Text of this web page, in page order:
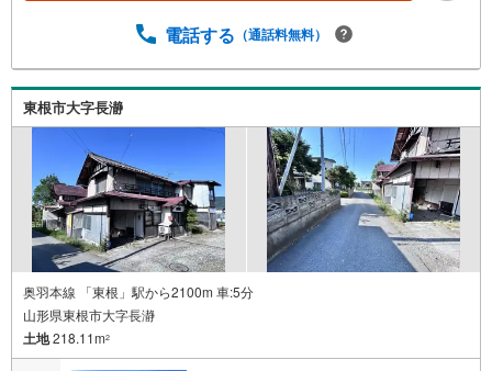
ォーム】など住宅に関する様々なご質問はもちろん、ご購
ご説明させて頂きます。各店舗ではキッズスペースも完
備！お子様連れのご家族様で是非お越しください。営業時
間:10:00～18:00（定休日火・水曜日※店舗により変動あ
り）現地のご案内も可能ですので、どうぞお気軽にお問い
合わせください！
電話する （通話料無料）
東根市大字長瀞
奥羽本線 「東根」駅から2100m 車:5分
山形県東根市大字長瀞
土地218.11m2